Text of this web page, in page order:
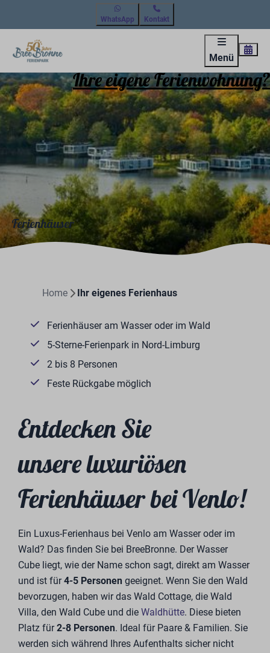
WhatsApp Kontakt
Menü
Ferienhäuser
Ihre eigene Ferienwohnung?
Home Ihr eigenes Ferienhaus
Ferienhäuser am Wasser oder im Wald
5-Sterne-Ferienpark in Nord-Limburg
2 bis 8 Personen
Feste Rückgabe möglich
Entdecken Sie
unsere luxuriösen
Ferienhäuser bei Venlo!
Ein Luxus-Ferienhaus bei Venlo am Wasser oder im
Wald? Das finden Sie bei BreeBronne. Der Wasser
Cube liegt, wie der Name schon sagt, direkt am Wasser
und ist für4-5 Personen geeignet. Wenn Sie den Wald
bevorzugen, haben wir das Wald Cottage, die Wald
Villa, den Wald Cube und dieWaldhütte. Diese bieten
Platz für2-8 Personen. Ideal für Paare & Familien. Sie
werden sich während Ihres Aufenthalts sicher nicht